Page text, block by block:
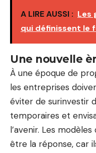
A LIRE AUSSI : Les
qui définissent le
Une nouvelle
À une époque de
les entreprises
éviter de surinvestir
temporaires et
l’avenir. Les
être la réponse, car